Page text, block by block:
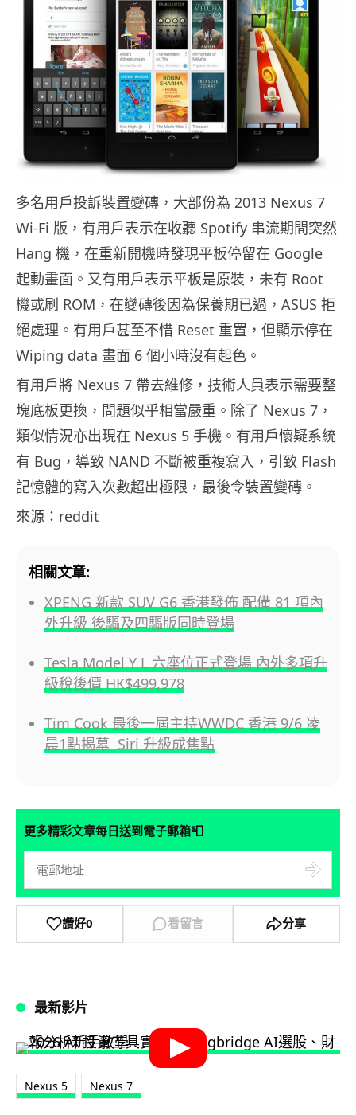
多名用戶投訴裝置變磚，大部份為 2013 Nexus 7
Wi-Fi 版，有用戶表示在收聽 Spotify 串流期間突然
Hang 機，在重新開機時發現平板停留在 Google
起動畫面。又有用戶表示平板是原裝，未有 Root
機或刷 ROM，在變磚後因為保養期已過，ASUS 拒
絕處理。有用戶甚至不惜 Reset 重置，但顯示停在
Wiping data 畫面 6 個小時沒有起色。
有用戶將 Nexus 7 帶去維修，技術人員表示需要整
塊底板更換，問題似乎相當嚴重。除了 Nexus 7，
類似情況亦出現在 Nexus 5 手機。有用戶懷疑系統
有 Bug，導致 NAND 不斷被重複寫入，引致 Flash
記憶體的寫入次數超出極限，最後令裝置變磚。
來源：reddit
相關文章:
XPENG 新款 SUV G6 香港發佈 配備 81 項內
外升級 後驅及四驅版同時登場
Tesla Model Y L 六座位正式登場 內外多項升
級稅後價 HK$499,978
Tim Cook 最後一屆主持WWDC 香港 9/6 凌
晨1點揭幕 Siri 升級成焦點
更多精彩文章每日送到電子郵箱📮
讚好0 看留言 分享
最新影片
Nexus 5 Nexus 7